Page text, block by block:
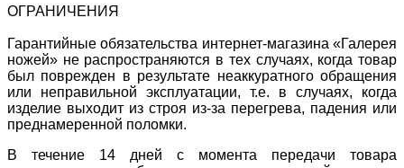
ОГРАНИЧЕНИЯ
Гарантийные обязательства интернет-магазина «Галерея
ножей» не распространяются в тех случаях, когда товар
был поврежден в результате неаккуратного обращения
или неправильной эксплуатации, т.е. в случаях, когда
изделие выходит из строя из-за перегрева, падения или
преднамеренной поломки.
В течение 14 дней с момента передачи товара